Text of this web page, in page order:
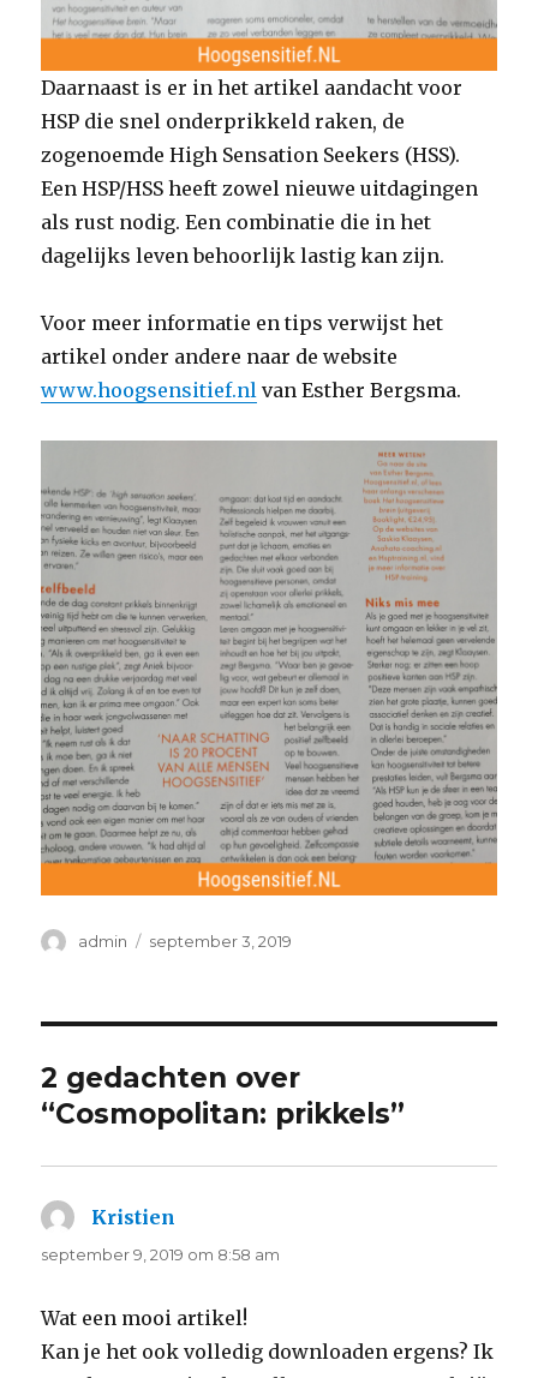
Daarnaast is er in het artikel aandacht voor
HSP die snel onderprikkeld raken, de
zogenoemde High Sensation Seekers (HSS).
Een HSP/HSS heeft zowel nieuwe uitdagingen
als rust nodig. Een combinatie die in het
dagelijks leven behoorlijk lastig kan zijn.
Voor meer informatie en tips verwijst het
artikel onder andere naar de website
www.hoogsensitief.nl van Esther Bergsma.
Auteur
admin
Geplaatst
september 3, 2019
2 gedachten over
“Cosmopolitan: prikkels”
Kristien
september 9, 2019 om 8:58 am
Wat een mooi artikel!
Kan je het ook volledig downloaden ergens? Ik